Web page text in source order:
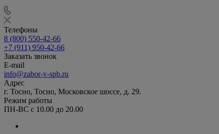
Телефоны
8 (800) 550-42-66
+7 (911) 950-42-66
Заказать звонок
E-mail
info@zabor-v-spb.ru
Адрес
г. Тосно, Тосно, Московское шоссе, д. 29.
Режим работы
ПН-ВС с 10.00 до 20.00